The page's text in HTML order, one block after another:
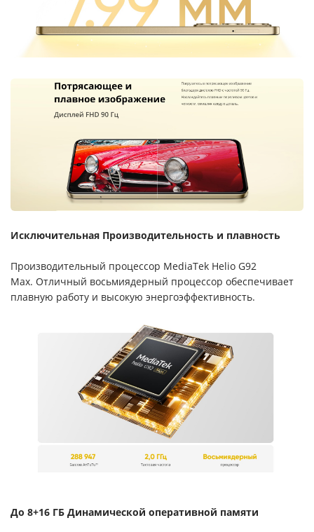
Исключительная Производительность и плавность
Производительный процессор MediaTek Helio G92
Max. Отличный восьмиядерный процессор обеспечивает
плавную работу и высокую энергоэффективность.
До 8+16 ГБ Динамической оперативной памяти